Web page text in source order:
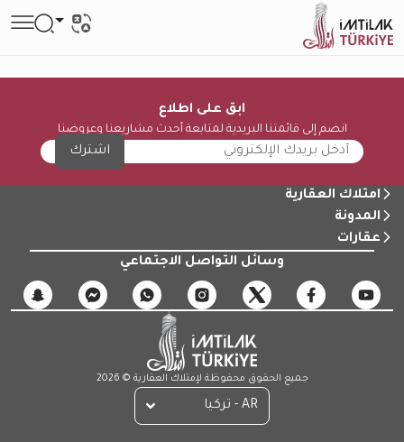
ابق على اطلاع
انضم إلى قائمتنا البريدية لمتابعة أحدث مشاريعنا وعروضنا
اشترك
امتلاك العقارية
المدونة
عقارات
وسائل التواصل الاجتماعي
جميع الحقوق محفوظة لإمتلاك العقارية © 2026
AR - تركيا